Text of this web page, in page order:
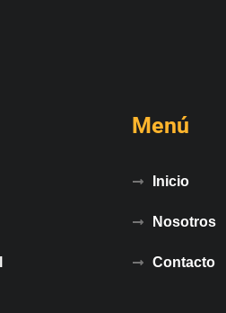
Menú
Inicio
Nosotros
Contacto